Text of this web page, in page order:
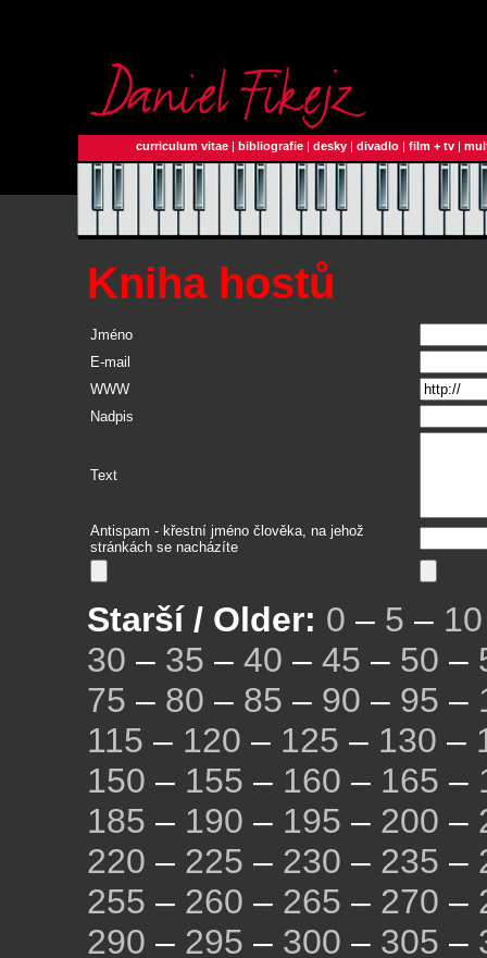
curriculum vitae | bibliografie | desky | divadlo | film + tv |
Kniha hostů
Jméno
E-mail
WWW
Nadpis
Text
Antispam - křestní jméno člověka, na jehož
stránkách se nacházíte
Starší / Older: 0 – 5 – 10
30 – 35 – 40 – 45 – 50 –
75 – 80 – 85 – 90 – 95 –
115 – 120 – 125 – 130 –
150 – 155 – 160 – 165 –
185 – 190 – 195 – 200 –
220 – 225 – 230 – 235 –
255 – 260 – 265 – 270 –
290 – 295 – 300 – 305 –